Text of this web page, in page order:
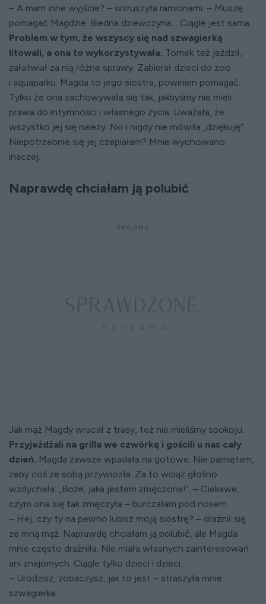
– A mam inne wyjście? – wzruszyła ramionami. – Muszę
pomagać Magdzie. Biedna dziewczyna… Ciągle jest sama.
Problem w tym, że wszyscy się nad szwagierką
litowali, a ona to wykorzystywała. Tomek też jeździł,
załatwiał za nią różne sprawy. Zabierał dzieci do zoo
i aquaparku. Magda to jego siostra, powinien pomagać.
Tylko że ona zachowywała się tak, jakbyśmy nie mieli
prawa do intymności i własnego życia. Uważała, że
wszystko jej się należy. No i nigdy nie mówiła „dziękuję”.
Niepotrzebnie się jej czepiałam? Mnie wychowano
inaczej.
Naprawdę chciałam ją polubić
Jak mąż Magdy wracał z trasy, też nie mieliśmy spokoju.
Przyjeżdżali na grilla we czwórkę i gościli u nas cały
dzień. Magda zawsze wpadała na gotowe. Nie pamiętam,
żeby coś ze sobą przywiozła. Za to wciąż głośno
wzdychała: „Boże, jaka jestem zmęczona!”. – Ciekawe,
czym ona się tak zmęczyła – burczałam pod nosem.
– Hej, czy ty na pewno lubisz moją siostrę? – drażnił się
ze mną mąż. Naprawdę chciałam ją polubić, ale Magda
mnie często drażniła. Nie miała własnych zainteresowań
ani znajomych. Ciągle tylko dzieci i dzieci.
– Urodzisz, zobaczysz, jak to jest – straszyła mnie
szwagierka.